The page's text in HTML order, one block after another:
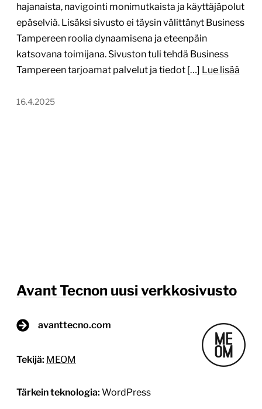
hajanaista, navigointi monimutkaista ja käyttäjäpolut
epäselviä. Lisäksi sivusto ei täysin välittänyt Business
Tampereen roolia dynaamisena ja eteenpäin
katsovana toimijana. Sivuston tuli tehdä Business
Tampereen tarjoamat palvelut ja tiedot […] Lue lisää
16.4.2025
Avant Tecnon uusi verkkosivusto
avanttecno.com
Tekijä: MEOM
Tärkein teknologia: WordPress